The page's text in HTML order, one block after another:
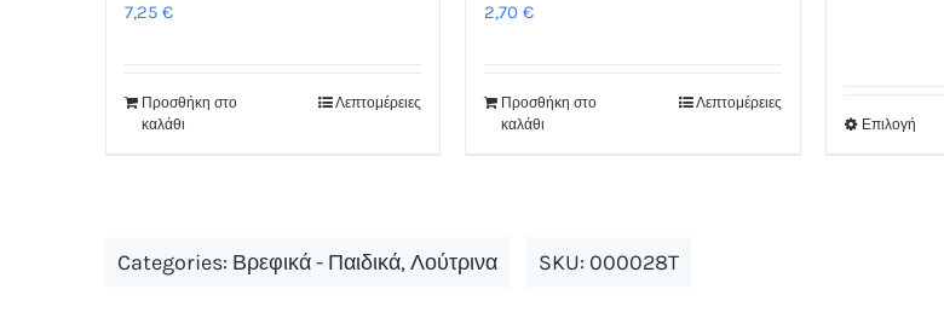
7,25 €
Προσθήκη στο
καλάθι
Λεπτομέρειες
2,70€
Προσθήκη στο
καλάθι
Λεπτομέρειες
ΕπιλογήΑυτό
Categories: Βρεφικά - Παιδικά,Λούτρινα SKU: 000028T